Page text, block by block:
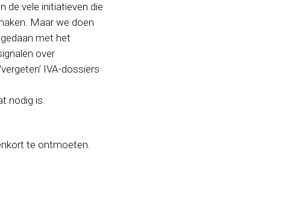
de vele initiatieven die
Maar we doen
met het
over
IVA-dossiers
nodig is.
te ontmoeten.